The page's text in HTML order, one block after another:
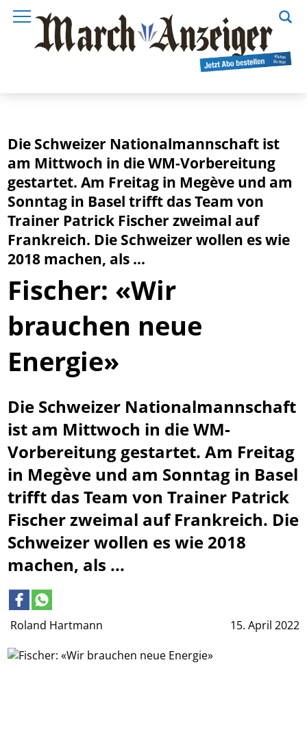
Roland Hartmann 15. April 2022
Die Schweizer Nationalmannschaft ist
am Mittwoch in die WM-Vorbereitung
gestartet. Am Freitag in Megève und am
Sonntag in Basel trifft das Team von
Trainer Patrick Fischer zweimal auf
Frankreich. Die Schweizer wollen es wie
2018 machen, als ...
Fischer: «Wir
brauchen neue
Energie»
Die Schweizer Nationalmannschaft
ist am Mittwoch in die WM-
Vorbereitung gestartet. Am Freitag
in Megève und am Sonntag in Basel
trifft das Team von Trainer Patrick
Fischer zweimal auf Frankreich. Die
Schweizer wollen es wie 2018
machen, als ...